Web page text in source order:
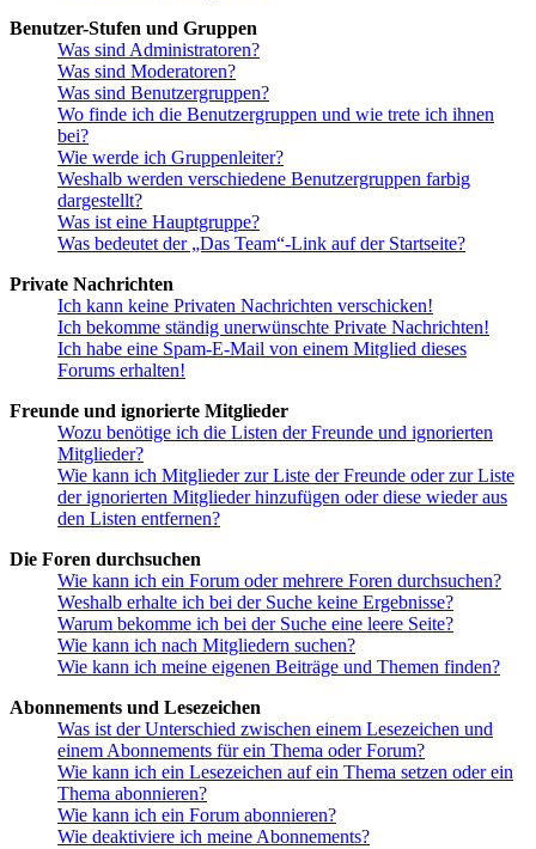
Benutzer-Stufen und Gruppen
Was sind Administratoren?
Was sind Moderatoren?
Was sind Benutzergruppen?
Wo finde ich die Benutzergruppen und wie trete ich ihnen
bei?
Wie werde ich Gruppenleiter?
Weshalb werden verschiedene Benutzergruppen farbig
dargestellt?
Was ist eine Hauptgruppe?
Was bedeutet der „Das Team“-Link auf der Startseite?
Private Nachrichten
Ich kann keine Privaten Nachrichten verschicken!
Ich bekomme ständig unerwünschte Private Nachrichten!
Ich habe eine Spam-E-Mail von einem Mitglied dieses
Forums erhalten!
Freunde und ignorierte Mitglieder
Wozu benötige ich die Listen der Freunde und ignorierten
Mitglieder?
Wie kann ich Mitglieder zur Liste der Freunde oder zur Liste
der ignorierten Mitglieder hinzufügen oder diese wieder aus
den Listen entfernen?
Die Foren durchsuchen
Wie kann ich ein Forum oder mehrere Foren durchsuchen?
Weshalb erhalte ich bei der Suche keine Ergebnisse?
Warum bekomme ich bei der Suche eine leere Seite?
Wie kann ich nach Mitgliedern suchen?
Wie kann ich meine eigenen Beiträge und Themen finden?
Abonnements und Lesezeichen
Was ist der Unterschied zwischen einem Lesezeichen und
einem Abonnements für ein Thema oder Forum?
Wie kann ich ein Lesezeichen auf ein Thema setzen oder ein
Thema abonnieren?
Wie kann ich ein Forum abonnieren?
Wie deaktiviere ich meine Abonnements?